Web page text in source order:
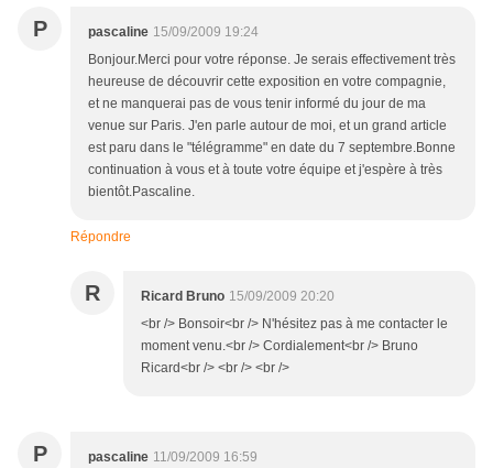
P pascaline 15/09/2009 19:24
Bonjour.Merci pour votre réponse. Je serais effectivement très
heureuse de découvrir cette exposition en votre compagnie,
et ne manquerai pas de vous tenir informé du jour de ma
venue sur Paris. J'en parle autour de moi, et un grand article
est paru dans le "télégramme" en date du 7 septembre.Bonne
continuation à vous et à toute votre équipe et j'espère à très
bientôt.Pascaline.
Répondre
R Ricard Bruno 15/09/2009 20:20
<br /> Bonsoir<br /> N'hésitez pas à me contacter le
moment venu.<br /> Cordialement<br /> Bruno
Ricard<br /> <br /> <br />
P pascaline 11/09/2009 16:59